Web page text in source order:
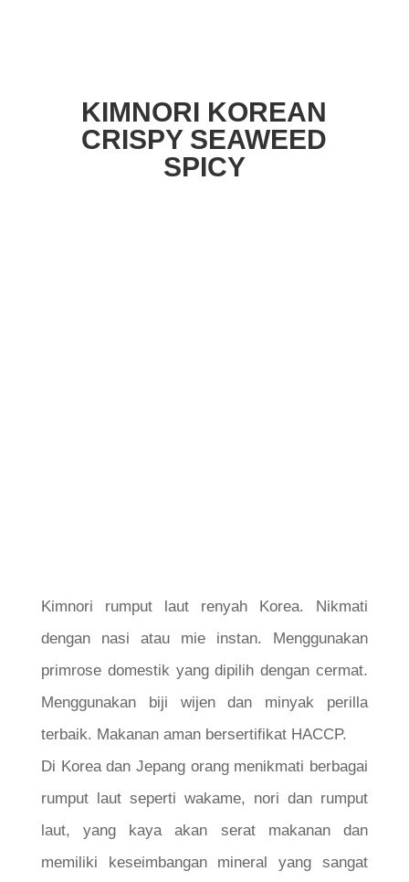
KIMNORI KOREAN
CRISPY SEAWEED
SPICY
Kimnori rumput laut renyah Korea. Nikmati
dengan nasi atau mie instan. Menggunakan
primrose domestik yang dipilih dengan cermat.
Menggunakan biji wijen dan minyak perilla
terbaik. Makanan aman bersertifikat HACCP.
Di Korea dan Jepang orang menikmati berbagai
rumput laut seperti wakame, nori dan rumput
laut, yang kaya akan serat makanan dan
memiliki keseimbangan mineral yang sangat